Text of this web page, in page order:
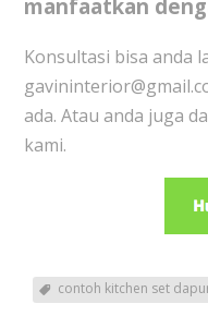
manfaatkan
Konsultasi bisa anda
ada. Atau anda juga
kami.
contoh kitchen set